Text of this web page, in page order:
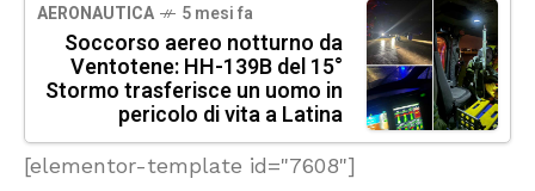
AERONAUTICA 5 mesi fa
Soccorso aereo notturno da
Ventotene: HH-139B del 15°
Stormo trasferisce un uomo in
pericolo di vita a Latina
[elementor-template id="7608"]